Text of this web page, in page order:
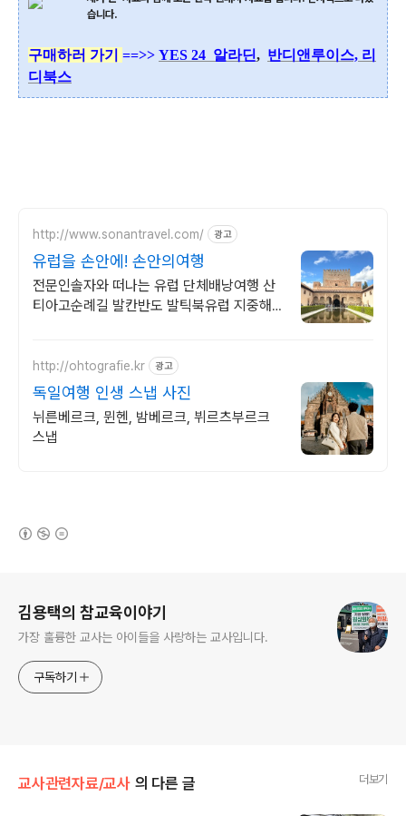
습니다.
구매하러 가기 ==>> YES 24 알라딘, 반디앤루이스, 리
디북스
http://www.sonantravel.com/ 광고
유럽을 손안에! 손안의여행
전문인솔자와 떠나는 유럽 단체배낭여행 산
티아고순례길 발칸반도 발틱북유럽 지중해
http://ohtografie.kr 광고
독일여행 인생 스냅 사진
뉘른베르크, 뮌헨, 밤베르크, 뷔르츠부르크
스냅
김용택의 참교육이야기
가장 훌륭한 교사는 아이들을 사랑하는 교사입니다.
구독하기
교사관련자료/교사 의 다른 글 더보기